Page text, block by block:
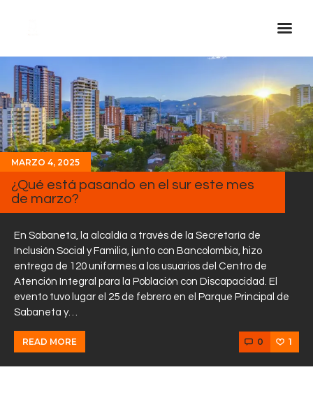
Inicio Real FM
Streaming
En Vivo
Descarga La APP
Programas
Noticias
Equipo
Sobre Nosotros
Contactos
MARZO 4, 2025
¿Qué está pasando en el sur este mes
de marzo?
En Sabaneta, la alcaldía a través de la Secretaría de
Inclusión Social y Familia, junto con Bancolombia, hizo
entrega de 120 uniformes a los usuarios del Centro de
Atención Integral para la Población con Discapacidad. El
evento tuvo lugar el 25 de febrero en el Parque Principal de
Sabaneta y…
READ MORE 0 1